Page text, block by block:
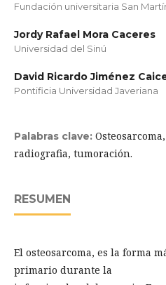
Fundación universitaria San
Jordy Rafael Mora Caceres
Universidad del Sinú
David Ricardo Jiménez
Pontificia Universidad Javeriana
Palabras clave:
radiografia, tumoración.
RESUMEN
El osteosarcoma, es la forma
primario durante la